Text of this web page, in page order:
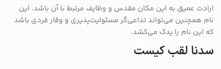
ارادت عمیق به این مکان مقدس و وظایف مرتبط با آن باشد. این
نام همچنین می‌تواند تداعی‌گر مسئولیت‌پذیری و وقار فردی باشد
که این نام را یدک می‌کشد.
سدنا لقب کیست